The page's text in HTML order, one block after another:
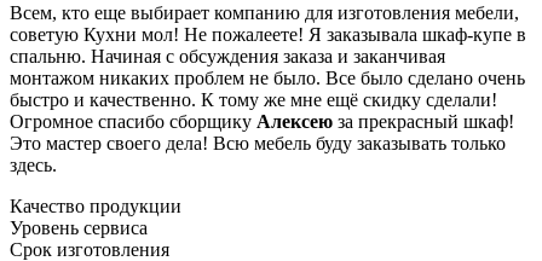
Всем, кто еще выбирает компанию для изготовления мебели,
советую Кухни мол! Не пожалеете! Я заказывала шкаф-купе в
спальню. Начиная с обсуждения заказа и заканчивая
монтажом никаких проблем не было. Все было сделано очень
быстро и качественно. К тому же мне ещё скидку сделали!
Огромное спасибо сборщику Алексею за прекрасный шкаф!
Это мастер своего дела! Всю мебель буду заказывать только
здесь.
Качество продукции
Уровень сервиса
Срок изготовления